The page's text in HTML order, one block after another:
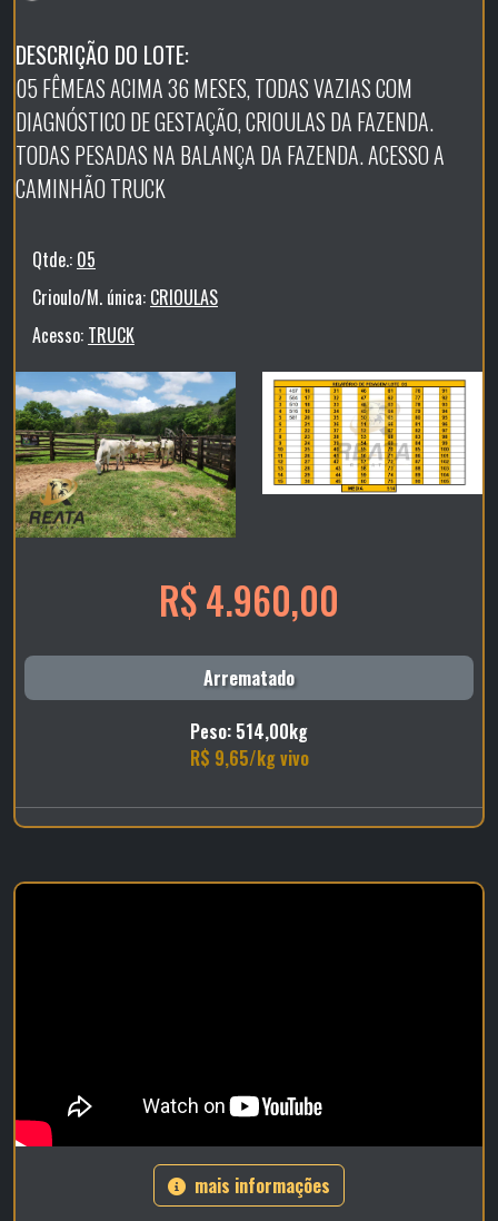
DESCRIÇÃO DO LOTE:
05 FÊMEAS ACIMA 36 MESES, TODAS VAZIAS COM
DIAGNÓSTICO DE GESTAÇÃO, CRIOULAS DA FAZENDA.
TODAS PESADAS NA BALANÇA DA FAZENDA. ACESSO A
CAMINHÃO TRUCK
Qtde.: 05
Crioulo/M. única: CRIOULAS
Acesso: TRUCK
R$ 4.960,00
Arrematado
Peso: 514,00kg
R$ 9,65/kg vivo
mais informações